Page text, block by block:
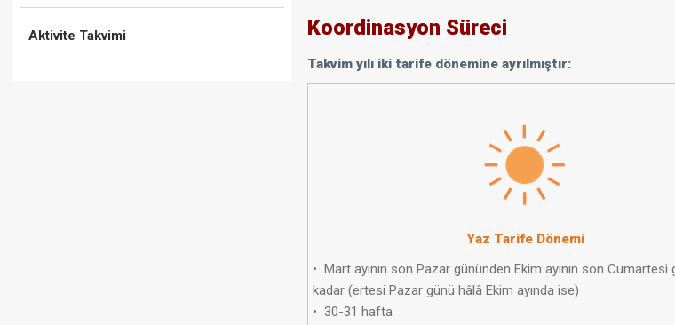
Aktivite Takvimi Koordinasyon Süreci
Takvim yılı iki tarife dönemine ayrılmıştır:
Yaz Tarife Dönemi
• Mart ayının son Pazar gününden Ekim ayının son Cumartesi
kadar (ertesi Pazar günü hâlâ Ekim ayında ise)
• 30-31 hafta